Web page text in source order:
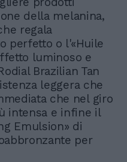
della melanina,
regala
perfetto o l'«Huile
luminoso e
Brazilian Tan
leggera che
che nel giro
intensa e infine il
Emulsion» di
per